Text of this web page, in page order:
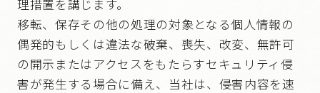
理措置を講じます。
移転、保存その他の処理の対象となる個人情報の
偶発的もしくは違法な破棄、喪失、改変、無許可
の開示またはアクセスをもたらすセキュリティ侵
害が発生する場合に備え、当社は、侵害内容を速